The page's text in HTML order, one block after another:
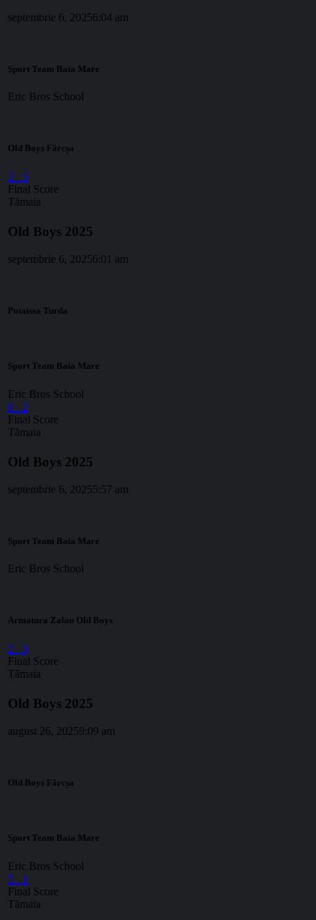
septembrie 6, 20256:04 am
Sport Team Baia Mare
Eric Bros School
Old Boys Fărcșa
3 - 5
Final Score
Tămaia
Old Boys 2025
septembrie 6, 20256:01 am
Potaissa Turda
Sport Team Baia Mare
Eric Bros School
0 - 2
Final Score
Tămaia
Old Boys 2025
septembrie 6, 20255:57 am
Sport Team Baia Mare
Eric Bros School
Armatura Zalau Old Boys
2 - 0
Final Score
Tămaia
Old Boys 2025
august 26, 20259:09 am
Old Boys Fărcșa
Sport Team Baia Mare
Eric Bros School
3 - 1
Final Score
Tămaia